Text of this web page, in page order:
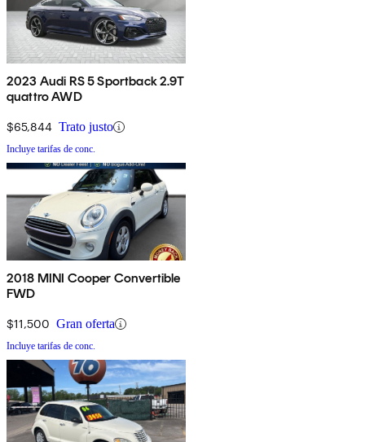
2023 Audi RS 5 Sportback 2.9T
quattro AWD
$65,844 Trato justo
Incluye tarifas de conc.
2018 MINI Cooper Convertible
FWD
$11,500 Gran oferta
Incluye tarifas de conc.